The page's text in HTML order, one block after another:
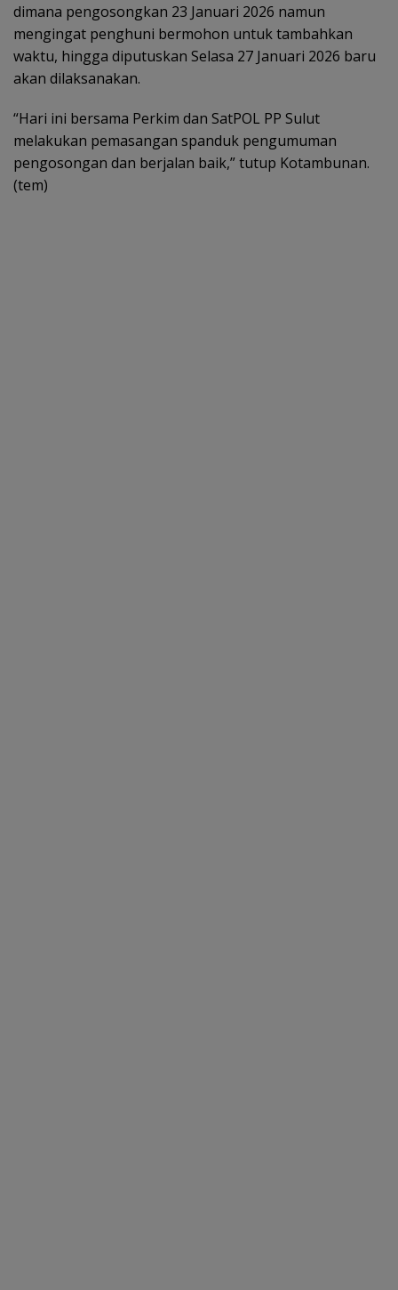
dimana pengosongkan 23 Januari 2026 namun
mengingat penghuni bermohon untuk tambahkan
waktu, hingga diputuskan Selasa 27 Januari 2026 baru
akan dilaksanakan.
“Hari ini bersama Perkim dan SatPOL PP Sulut
melakukan pemasangan spanduk pengumuman
pengosongan dan berjalan baik,” tutup Kotambunan.
(tem)